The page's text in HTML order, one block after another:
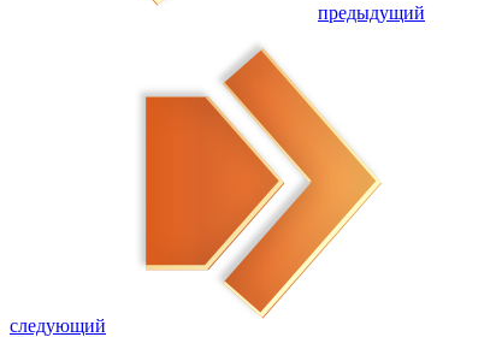
предыдущий
следующий